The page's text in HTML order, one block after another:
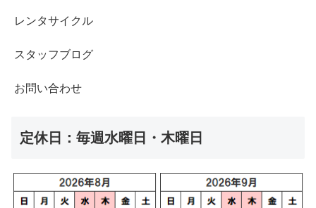
レンタサイクル
スタッフブログ
お問い合わせ
定休日：毎週水曜日・木曜日